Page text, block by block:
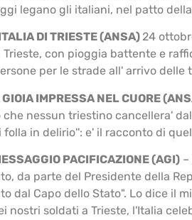
legano gli italiani, nel patto
DI TRIESTE (ANSA)24
con pioggia battente e
per le strade all' arrivo
IMPRESSA NEL CUORE
nessun triestino cancellera'
in delirio'': e' il racconto di
PACIFICAZIONE (AGI) –
da parte del Presidente della
dal Capo dello Stato". Lo dice il
nostri soldati a Trieste, l'Italia